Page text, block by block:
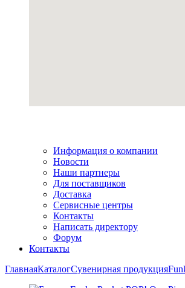
Информация о компании
Новости
Наши партнеры
Для поставщиков
Доставка
Сервисные центры
Контакты
Написать директору
Форум
Контакты
ГлавнаяКаталогСувенирная продукция